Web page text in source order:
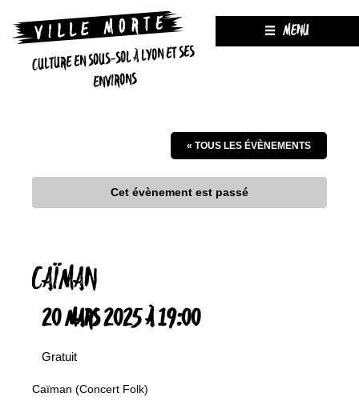
CULTURE EN SOUS-SOL À LYON ET SES
ENVIRONS
MENU
« TOUS LES ÉVÈNEMENTS
Cet évènement est passé
CAÏMAN
20 MARS 2025 À 19:00
Gratuit
Caïman (Concert Folk)